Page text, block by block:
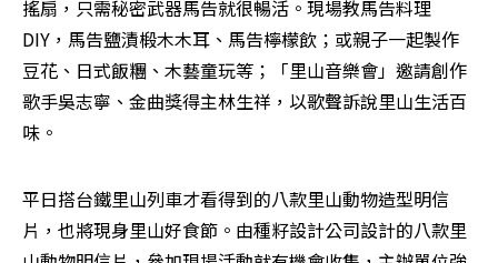
搖扇，只需秘密武器馬告就很暢活。現場教馬告料理
DIY，馬告鹽漬椴木木耳、馬告檸檬飲；或親子一起製作
豆花、日式飯糰、木藝童玩等；「里山音樂會」邀請創作
歌手吳志寧、金曲獎得主林生祥，以歌聲訴說里山生活百
味。
平日搭台鐵里山列車才看得到的八款里山動物造型明信
片，也將現身里山好食節。由種籽設計公司設計的八款里